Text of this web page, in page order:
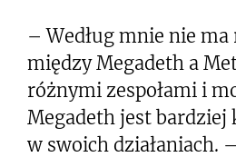
– Według mnie nie
między Megadeth a
różnymi zespołami i
Megadeth jest bardziej
w swoich działaniach.